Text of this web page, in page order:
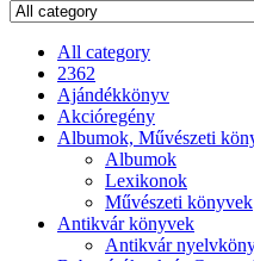
All category
2362
Ajándékkönyv
Akcióregény
Albumok, Művészeti
Albumok
Lexikonok
Művészeti könyvek
Antikvár könyvek
Antikvár